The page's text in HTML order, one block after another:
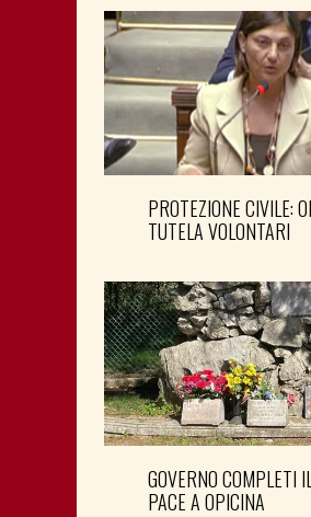
PROTEZIONE CIVILE:
TUTELA VOLONTARI
GOVERNO COMPLETI
PACE A OPICINA